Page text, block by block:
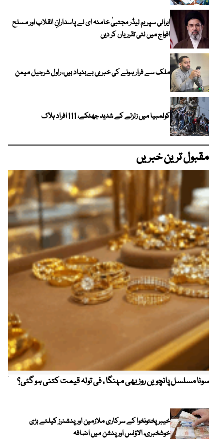
ایرانی سپریم لیڈر مجتبیٰ خامنہ ای نے پاسدارانِ انقلاب اور مسلح
افواج میں نئی تقرریاں کر دیں
ملک سے فرار ہونے کی خبریں بےبنیاد ہیں، راول شرجیل میمن
کولمبیا میں زلزلے کے شدید جھٹکے، 111 افراد ہلاک
مقبول ترین خبریں
سونا مسلسل پانچویں روز بھی مہنگا ، فی تولہ قیمت کتنی ہو گئی؟
خیبرپختونخوا کے سرکاری ملازمین اور پنشنرز کیلئے بڑی
خوشخبری، الاؤنس اور پنشن میں اضافہ